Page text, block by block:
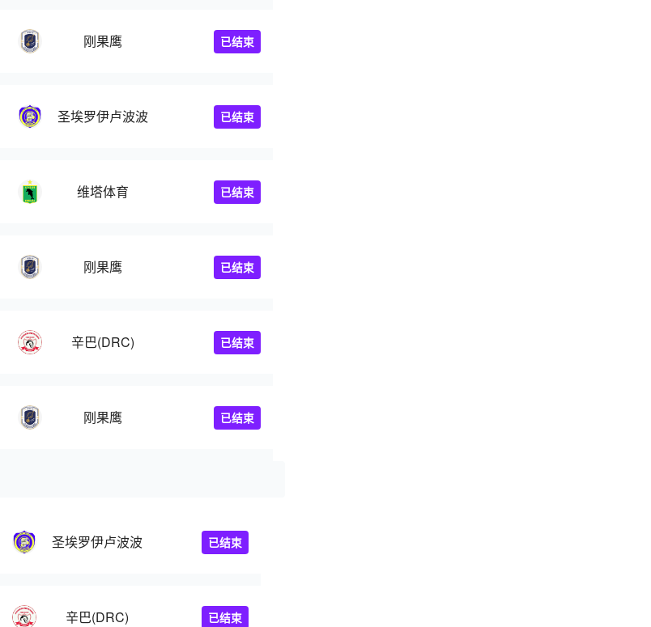
刚果鹰 已结束
圣埃罗伊卢波波 已结束
维塔体育 已结束
刚果鹰 已结束
辛巴(DRC) 已结束
刚果鹰 已结束
圣埃罗伊卢波波 已结束
辛巴(DRC) 已结束